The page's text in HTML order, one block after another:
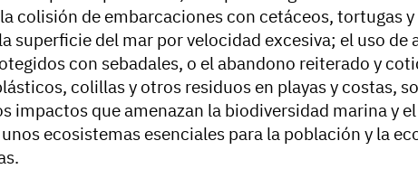
colisión de embarcaciones con cetáceos, tortugas
superficie del mar por velocidad excesiva; el uso de
con sebadales, o el abandono reiterado y
colillas y otros residuos en playas y costas,
impactos que amenazan la biodiversidad marina y el
ecosistemas esenciales para la población y la